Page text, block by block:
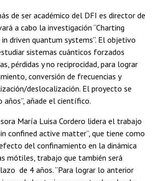
de ser académico del DFI es director de
a cabo la investigación “Charting
driven quantum systems”. El objetivo
sistemas cuánticos forzados
pérdidas y no reciprocidad, para lograr
conversión de frecuencias y
deslocalización. El proyecto se
añade el científico.
María Luisa Cordero lidera el trabajo
confined active matter”, que tiene como
del confinamiento en la dinámica
mótiles, trabajo que también será
de 4 años. “Para lograr lo anterior